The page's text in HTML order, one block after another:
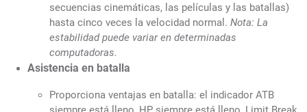
secuencias cinemáticas, las películas y las batallas)
hasta cinco veces la velocidad normal. Nota: La
estabilidad puede variar en determinadas
computadoras.
Asistencia en batalla
Proporciona ventajas en batalla: el indicador ATB